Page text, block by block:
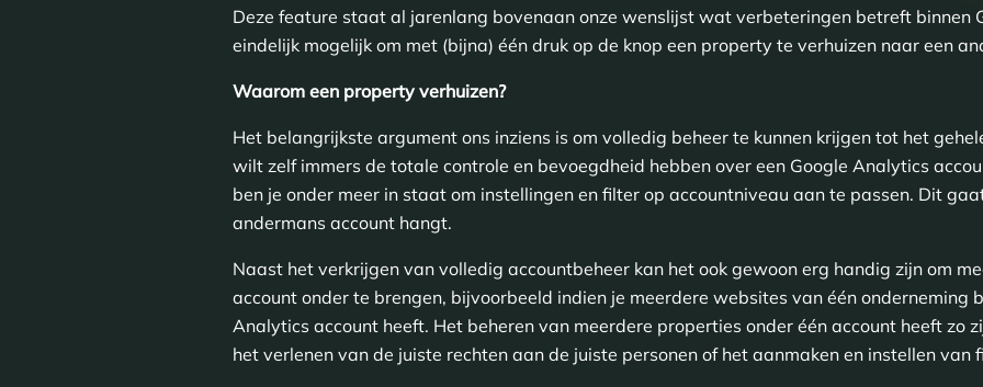
Deze feature staat al jarenlang bovenaan onze wenslijst wat verbeteringen betreft binnen
eindelijk mogelijk om met (bijna) één druk op de knop een property te verhuizen naar een
Waarom een property verhuizen?
Het belangrijkste argument ons inziens is om volledig beheer te kunnen krijgen tot het
wilt zelf immers de totale controle en bevoegdheid hebben over een Google Analytics
ben je onder meer in staat om instellingen en filter op accountniveau aan te passen. Dit
andermans account hangt.
Naast het verkrijgen van volledig accountbeheer kan het ook gewoon erg handig zijn om
account onder te brengen, bijvoorbeeld indien je meerdere websites van één onderneming
Analytics account heeft. Het beheren van meerdere properties onder één account heeft zo
het verlenen van de juiste rechten aan de juiste personen of het aanmaken en instellen van